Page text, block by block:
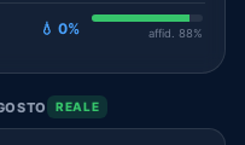
💧 0% affid. 88%
REALE